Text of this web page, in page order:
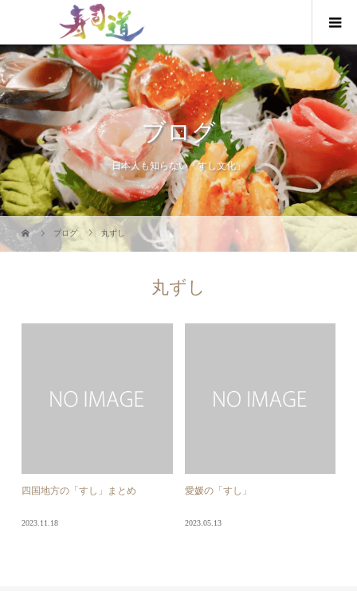
ブログ
日本人も知らない「すし文化」
ブログ 丸ずし
丸ずし
四国地方の「すし」まとめ
2023.11.18
愛媛の「すし」
2023.05.13